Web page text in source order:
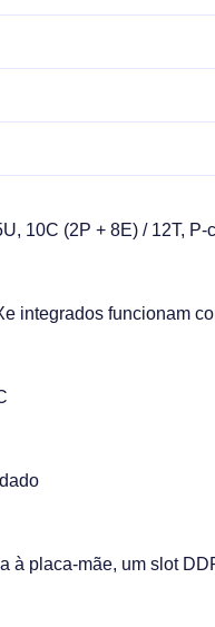
10C (2P + 8E) / 12T, P-
integrados funcionam
à placa-mãe, um slot